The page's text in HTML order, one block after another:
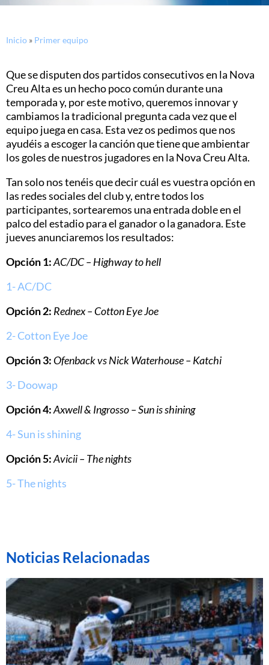
Inicio » Primer equipo
Que se disputen dos partidos consecutivos en la Nova
Creu Alta es un hecho poco común durante una
temporada y, por este motivo, queremos innovar y
cambiamos la tradicional pregunta cada vez que el
equipo juega en casa. Esta vez os pedimos que nos
ayudéis a escoger la canción que tiene que ambientar
los goles de nuestros jugadores en la Nova Creu Alta.
Tan solo nos tenéis que decir cuál es vuestra opción en
las redes sociales del club y, entre todos los
participantes, sortearemos una entrada doble en el
palco del estadio para el ganador o la ganadora. Este
jueves anunciaremos los resultados:
Opción 1:AC/DC – Highway to hell
1- AC/DC
Opción 2: Rednex – Cotton Eye Joe
2- Cotton Eye Joe
Opción 3: Ofenback vs Nick Waterhouse – Katchi
3- Doowap
Opción 4:Axwell & Ingrosso – Sun is shining
4- Sun is shining
Opción 5:Avicii – The nights
5- The nights
Noticias Relacionadas